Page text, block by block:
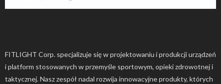
FITLIGHT Corp. specjalizuje się w projektowaniu i produkcji urządzeń
i platform stosowanych w przemyśle sportowym, opieki zdrowotnej i
taktycznej. Nasz zespół nadal rozwija innowacyjne produkty, których